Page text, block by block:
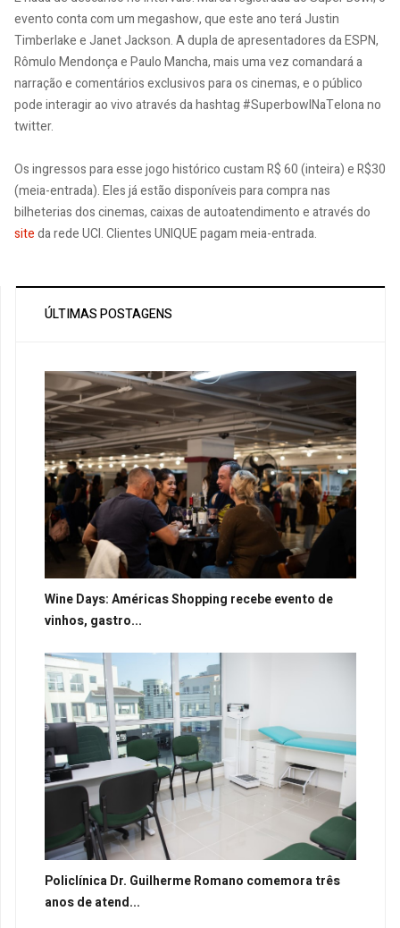
evento conta com um megashow, que este ano terá Justin
Timberlake e Janet Jackson. A dupla de apresentadores da ESPN,
Rômulo Mendonça e Paulo Mancha, mais uma vez comandará a
narração e comentários exclusivos para os cinemas, e o público
pode interagir ao vivo através da hashtag #SuperbowlNaTelona no
twitter.
Os ingressos para esse jogo histórico custam R$ 60 (inteira) e R$30
(meia-entrada). Eles já estão disponíveis para compra nas
bilheterias dos cinemas, caixas de autoatendimento e através do
siteda rede UCI. Clientes UNIQUE pagam meia-entrada.
ÚLTIMAS POSTAGENS
Wine Days: Américas Shopping recebe evento de
vinhos, gastro...
Policlínica Dr. Guilherme Romano comemora três
anos de atend...